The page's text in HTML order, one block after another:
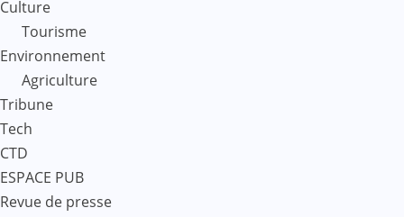
Culture
Tourisme
Environnement
Agriculture
Tribune
Tech
CTD
ESPACE PUB
Revue de presse